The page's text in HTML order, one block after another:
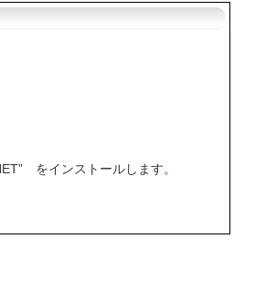
をインストールします。